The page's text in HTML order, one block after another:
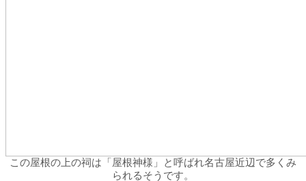
この屋根の上の祠は「屋根神様」と呼ばれ名古屋近辺で多くみ
られるそうです。